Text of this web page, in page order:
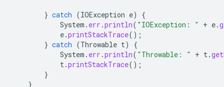
} catch (IOException e)
{
System . err .println( "IOException: " + e.
e.printStackTrace();
} catch (Throwable t)
{
System . err .println( "Throwable: " + t.
t.printStackTrace();
}
}